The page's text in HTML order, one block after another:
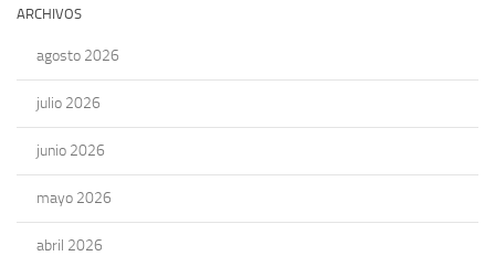
ARCHIVOS
agosto 2026
julio 2026
junio 2026
mayo 2026
abril 2026